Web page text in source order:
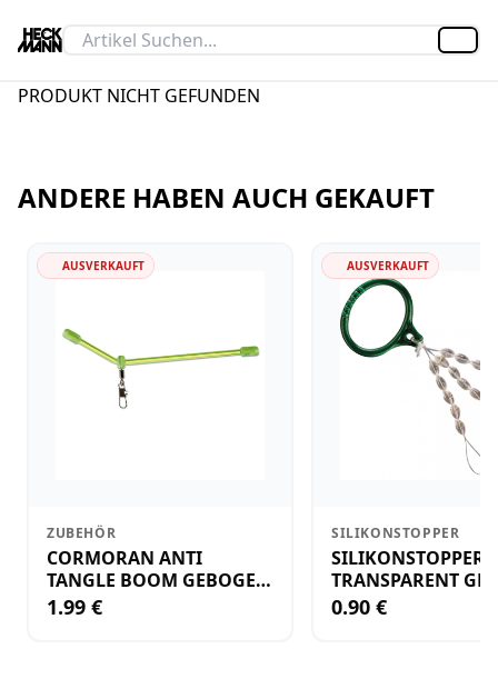
PRODUKT NICHT GEFUNDEN
ANDERE HABEN AUCH GEKAUFT
AUSVERKAUFT
ZUBEHÖR
CORMORAN ANTI
TANGLE BOOM GEBOGEN
12CM M.WIRBEL(PLASTIK)
1.99 €
AUSVERKAUFT
SILIKONSTOPPER
SILIKONSTOPPER
TRANSPARENT
KLEIN
0.90 €